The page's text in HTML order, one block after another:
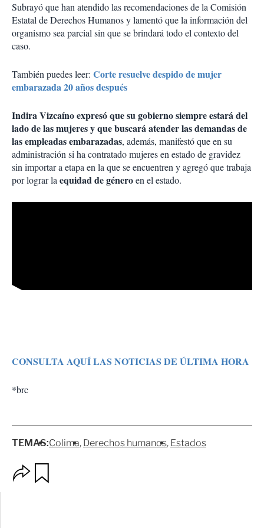
Subrayó que han atendido las recomendaciones de la Comisión
Estatal de Derechos Humanos y lamentó que la información del
organismo sea parcial sin que se brindará todo el contexto del
caso.
También puedes leer: Corte resuelve despido de mujer
embarazada 20 años después
Indira Vizcaíno expresó que su gobierno siempre estará del
lado de las mujeres y que buscará atender las demandas de
las empleadas embarazadas, además, manifestó que en su
administración si ha contratado mujeres en estado de gravidez
sin importar a etapa en la que se encuentren y agregó que trabaja
por lograr laequidad de géneroen el estado.
CONSULTA AQUÍ LAS NOTICIAS DE ÚLTIMA HORA
*brc
TEMAS:Colima Derechos humanos Estados
p